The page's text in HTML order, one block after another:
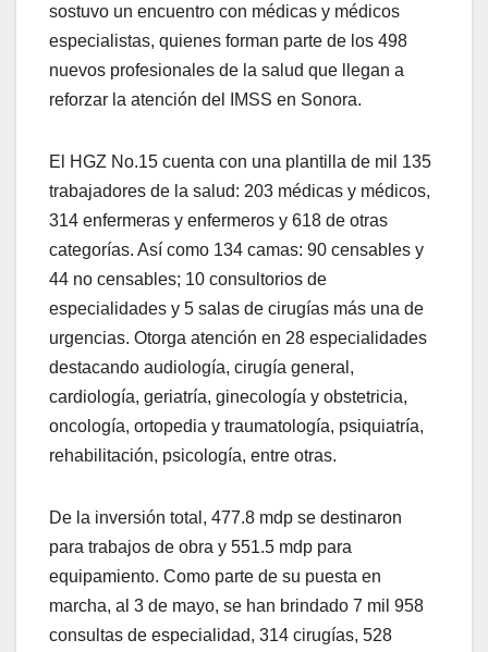
sostuvo un encuentro con médicas y médicos
especialistas, quienes forman parte de los 498
nuevos profesionales de la salud que llegan a
reforzar la atención del IMSS en Sonora.
El HGZ No.15 cuenta con una plantilla de mil 135
trabajadores de la salud: 203 médicas y médicos,
314 enfermeras y enfermeros y 618 de otras
categorías. Así como 134 camas: 90 censables y
44 no censables; 10 consultorios de
especialidades y 5 salas de cirugías más una de
urgencias. Otorga atención en 28 especialidades
destacando audiología, cirugía general,
cardiología, geriatría, ginecología y obstetricia,
oncología, ortopedia y traumatología, psiquiatría,
rehabilitación, psicología, entre otras.
De la inversión total, 477.8 mdp se destinaron
para trabajos de obra y 551.5 mdp para
equipamiento. Como parte de su puesta en
marcha, al 3 de mayo, se han brindado 7 mil 958
consultas de especialidad, 314 cirugías, 528